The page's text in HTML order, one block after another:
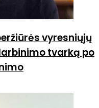
vyresniųjų
tvarką po